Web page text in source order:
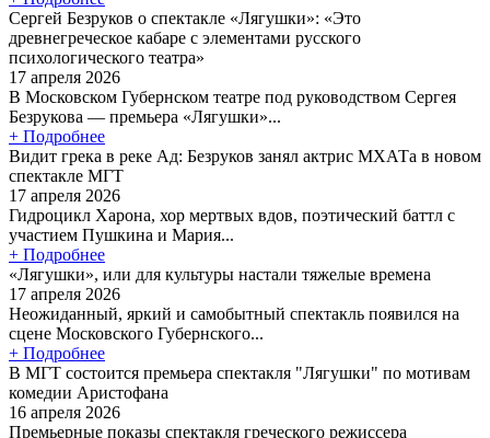
Сергей Безруков о спектакле «Лягушки»: «Это
древнегреческое кабаре с элементами русского
психологического театра»
17 апреля 2026
В Московском Губернском театре под руководством Сергея
Безрукова — премьера «Лягушки»...
+ Подробнее
Видит грека в реке Ад: Безруков занял актрис МХАТа в новом
спектакле МГТ
17 апреля 2026
Гидроцикл Харона, хор мертвых вдов, поэтический баттл с
участием Пушкина и Мария...
+ Подробнее
«Лягушки», или для культуры настали тяжелые времена
17 апреля 2026
Неожиданный, яркий и самобытный спектакль появился на
сцене Московского Губернского...
+ Подробнее
В МГТ состоится премьера спектакля "Лягушки" по мотивам
комедии Аристофана
16 апреля 2026
Премьерные показы спектакля греческого режиссера